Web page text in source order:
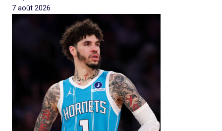
7 août 2026